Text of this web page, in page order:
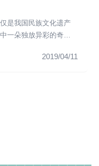
是我国民族文化遗产
一朵独放异彩的奇
2019/04/11